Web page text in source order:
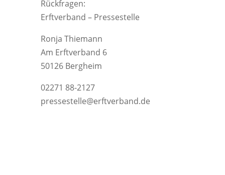
Rückfragen:
Erftverband – Pressestelle
Ronja Thiemann
Am Erftverband 6
50126 Bergheim
02271 88-2127
pressestelle@erftverband.de